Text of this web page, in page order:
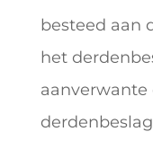
besteed aan
het